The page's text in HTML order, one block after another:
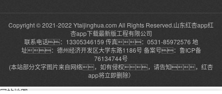
Copyright © 2021-2022 Ytaijinghua.com All Rights Reserved.山东红杏app红
杏app下载最新版工程有限公司
联系电话：13305346159 传真：0531-85972576 地
址：德州经济开发区大学东路1186号 备案号： 鲁ICP备
76134744号
(本站部分文字图片来自网络，如有侵权，请告知，红杏
app将立即删除）
网站地图